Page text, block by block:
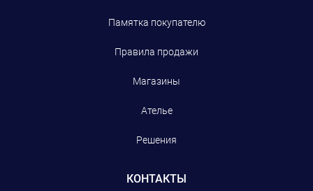
Памятка покупателю
Правила продажи
Магазины
Ателье
Решения
КОНТАКТЫ